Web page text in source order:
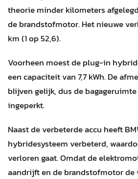
theorie minder kilometers
de brandstofmotor. Het nieuwe
km (1 op 52,6).
Voorheen moest de plug-in
een capaciteit van 7,7 kWh. De
blijven gelijk, dus de
ingeperkt.
Naast de verbeterde accu heeft
hybridesysteem verbeterd,
verloren gaat. Omdat de
aandrijft en de brandstofmotor de